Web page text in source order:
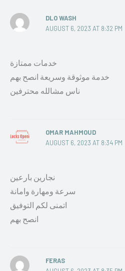
DLO WASH
AUGUST 6, 2023 AT 8:32 PM
خدمات ممتازة
خدمة موثوقة وسريعة انصح بهم
ناس مشالله محترفين
OMAR MAHMOUD
AUGUST 6, 2023 AT 8:34 PM
نجارين بارعين
سرعة ومهارة وامانة
اتمنى لكم التوفيق
انصح بهم
FERAS